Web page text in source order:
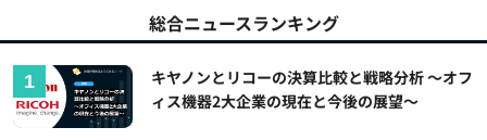
総合ニュースランキング
キヤノンとリコーの決算比較と戦略分析 ～オフ
ィス機器2大企業の現在と今後の展望～